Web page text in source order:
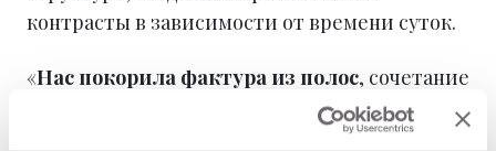
контрасты в зависимости от времени суток.
«Нас покорила фактура из полос, сочетание
темных и светлых линий. Ее выразительный
характер стал идеальным акцентом на фоне